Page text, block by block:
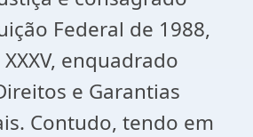
Federal de 1988,
enquadrado
e Garantias
Contudo, tendo em